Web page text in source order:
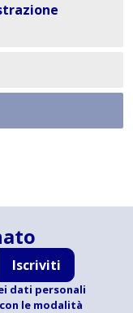
Iscriviti
dati personali
le modalità